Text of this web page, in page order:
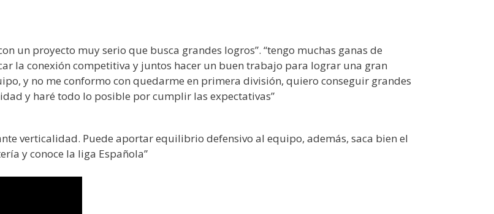
un proyecto muy serio que busca grandes logros”. “tengo muchas ganas de
la conexión competitiva y juntos hacer un buen trabajo para lograr una gran
y no me conformo con quedarme en primera división, quiero conseguir grandes
y haré todo lo posible por cumplir las expectativas”
verticalidad. Puede aportar equilibrio defensivo al equipo, además, saca bien el
y conoce la liga Española”